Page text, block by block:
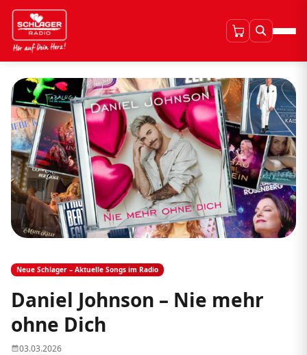
Neue Schlager – Aktuelle Songs im Radio
Daniel Johnson – Nie mehr
ohne Dich
03.03.2026